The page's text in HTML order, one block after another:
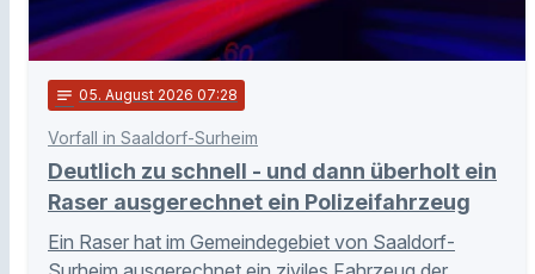
notes 05. August 2026 07:28
Vorfall in Saaldorf-Surheim
Deutlich zu schnell - und dann überholt ein
Raser ausgerechnet ein Polizeifahrzeug
Ein Raser hat im Gemeindegebiet von Saaldorf-